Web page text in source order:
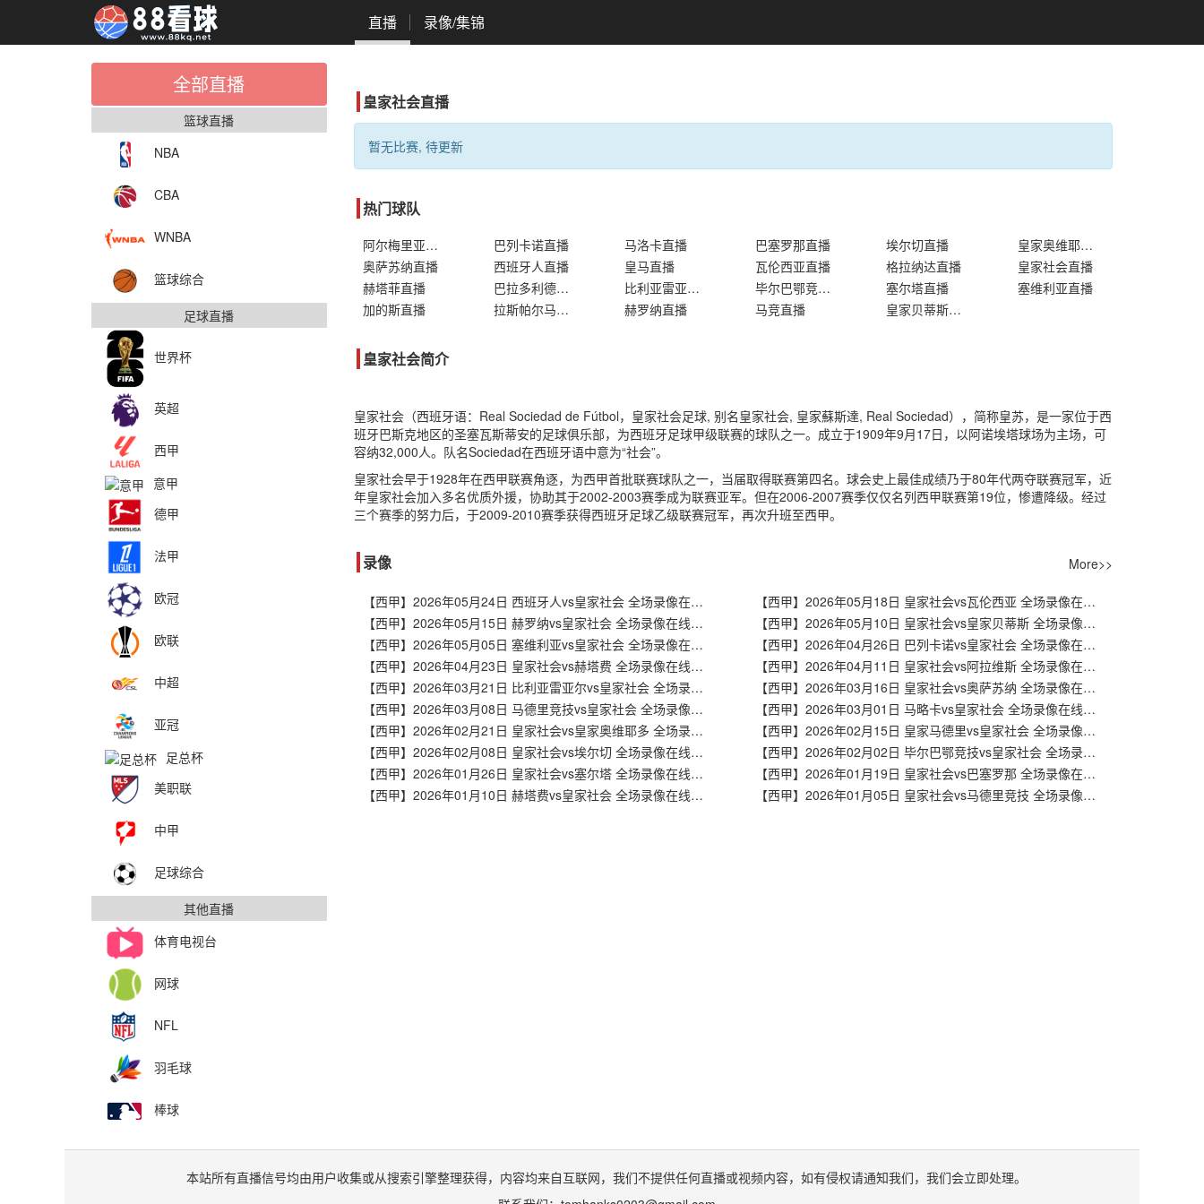
直播 录像/集锦
全部直播
篮球直播
NBA
CBA
WNBA
篮球综合
足球直播
世界杯
英超
西甲
意甲
德甲
法甲
欧冠
欧联
中超
亚冠
足总杯
美职联
中甲
足球综合
其他直播
体育电视台
网球
NFL
羽毛球
棒球
皇家社会直播
暂无比赛, 待更新
热门球队
阿尔梅里亚直播 巴列卡诺直播 马洛卡直播 巴塞罗那直播 埃尔切直播
皇家奥维耶多直播
奥萨苏纳直播
西班牙人直播 皇马直播 瓦伦西亚直播 格拉纳达直播
皇家社会直播
赫塔菲直播
巴拉多利德直播 比利亚雷亚尔直播 毕尔巴鄂竞技直播 塞尔塔直播
塞维利亚直播
加的斯直播
拉斯帕尔马斯直播 赫罗纳直播 马竞直播 皇家贝蒂斯直播
皇家社会简介
皇家社会（西班牙语：Real Sociedad de Fútbol，皇家社会足球, 别名皇家社会, 皇家蘇斯達, Real Sociedad），简称皇苏，是一家位于西
班牙巴斯克地区的圣塞瓦斯蒂安的足球俱乐部，为西班牙足球甲级联赛的球队之一。成立于1909年9月17日，以阿诺埃塔球场为主场，可
容纳32,000人。队名Sociedad在西班牙语中意为“社会”。
皇家社会早于1928年在西甲联赛角逐，为西甲首批联赛球队之一，当届取得联赛第四名。球会史上最佳成绩乃于80年代两夺联赛冠军，近
年皇家社会加入多名优质外援，协助其于2002-2003赛季成为联赛亚军。但在2006-2007赛季仅仅名列西甲联赛第19位，惨遭降级。经过
三个赛季的努力后，于2009-2010赛季获得西班牙足球乙级联赛冠军，再次升班至西甲。
录像 More>>
【西甲】2026年05月24日 西班牙人vs皇家社会 全场录像在线回放
【西甲】2026年05月18日 皇家社会vs瓦伦西亚 全场录像在线回放
【西甲】2026年05月15日 赫罗纳vs皇家社会 全场录像在线回放
【西甲】2026年05月10日 皇家社会vs皇家贝蒂斯 全场录像在线回放
【西甲】2026年05月05日 塞维利亚vs皇家社会 全场录像在线回放
【西甲】2026年04月26日 巴列卡诺vs皇家社会 全场录像在线回放
【西甲】2026年04月23日 皇家社会vs赫塔费 全场录像在线回放
【西甲】2026年04月11日 皇家社会vs阿拉维斯 全场录像在线回放
【西甲】2026年03月21日 比利亚雷亚尔vs皇家社会 全场录像在线回放
【西甲】2026年03月16日 皇家社会vs奥萨苏纳 全场录像在线回放
【西甲】2026年03月08日 马德里竞技vs皇家社会 全场录像在线回放
【西甲】2026年03月01日 马略卡vs皇家社会 全场录像在线回放
【西甲】2026年02月21日 皇家社会vs皇家奥维耶多 全场录像在线回放
【西甲】2026年02月15日 皇家马德里vs皇家社会 全场录像在线回放
【西甲】2026年02月08日 皇家社会vs埃尔切 全场录像在线回放
【西甲】2026年02月02日 毕尔巴鄂竞技vs皇家社会 全场录像在线回放
【西甲】2026年01月26日 皇家社会vs塞尔塔 全场录像在线回放
【西甲】2026年01月19日 皇家社会vs巴塞罗那 全场录像在线回放
【西甲】2026年01月10日 赫塔费vs皇家社会 全场录像在线回放
【西甲】2026年01月05日 皇家社会vs马德里竞技 全场录像在线回放
本站所有直播信号均由用户收集或从搜索引擎整理获得，内容均来自互联网，我们不提供任何直播或视频内容，如有侵权请通知我们，我们会立即处理。